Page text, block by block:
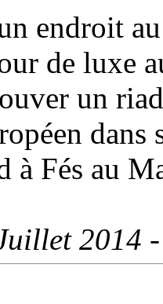
endroit
de luxe
un
dans
à Fés au
2014